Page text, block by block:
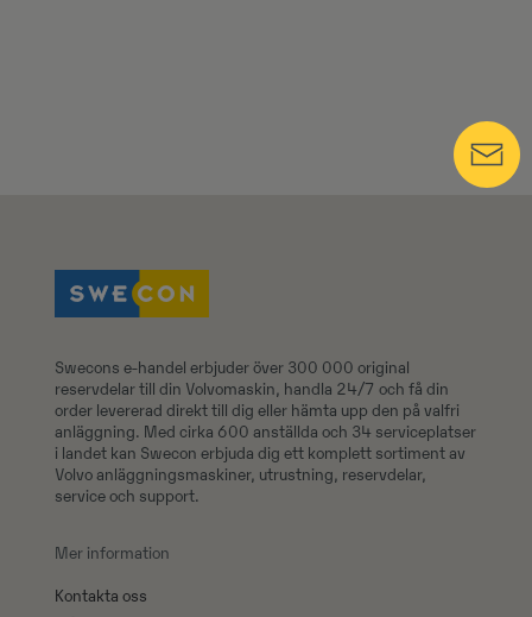
Swecons e-handel erbjuder över 300 000 original
reservdelar till din Volvomaskin, handla 24/7 och få din
order levererad direkt till dig eller hämta upp den på valfri
anläggning. Med cirka 600 anställda och 34 serviceplatser
i landet kan Swecon erbjuda dig ett komplett sortiment av
Volvo anläggningsmaskiner, utrustning, reservdelar,
service och support.
Mer information
Kontakta oss